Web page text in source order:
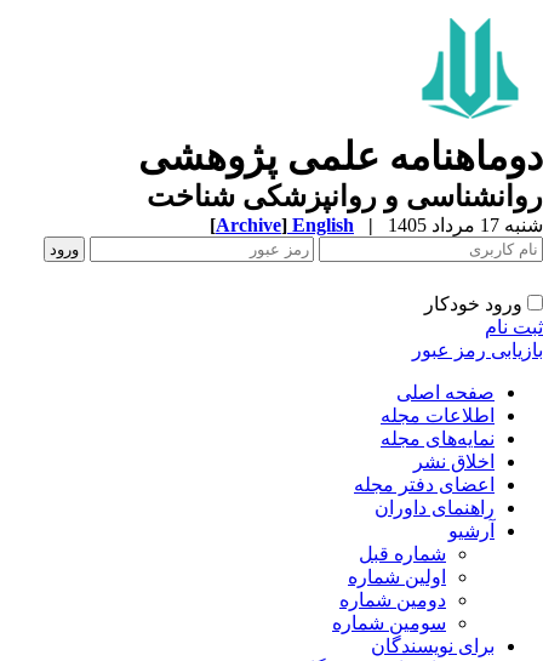
علمی پژوهشی
و روانپزشکی شناخت
مرداد 1405 |
English
[Archive]
ورود خودکار
نام
رمز عبور
صفحه اصلی
اطلاعات مجله
نمایه‌های مجله
اخلاق نشر
اعضای دفتر مجله
راهنمای داوران
آرشیو
شماره قبل
اولین شماره
دومین شماره
سومین شماره
برای نویسندگان